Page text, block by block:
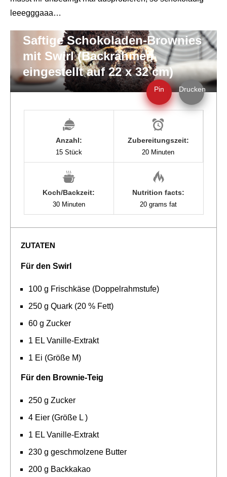
leeegggaaa…
Saftige Schokoladen-Brownies
mit Swirl (Backrahmen
eingestellt auf 22 x 32 cm)
Pin Drucken
Anzahl:
15 Stück
Zubereitungszeit:
20 Minuten
Koch/Backzeit:
30 Minuten
Nutrition facts:
20 grams fat
ZUTATEN
Für den Swirl
100 g Frischkäse (Doppelrahmstufe)
250 g Quark (20 % Fett)
60 g Zucker
1 EL Vanille-Extrakt
1 Ei (Größe M)
Für den Brownie-Teig
250 g Zucker
4 Eier (Größe L )
1 EL Vanille-Extrakt
230 g geschmolzene Butter
200 g Backkakao